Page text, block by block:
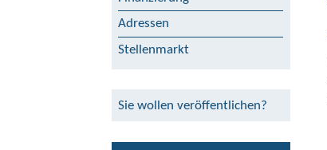
Adressen
Stellenmarkt
Sie wollen veröffentlichen?